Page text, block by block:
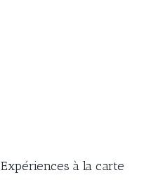
Expériences à la carte